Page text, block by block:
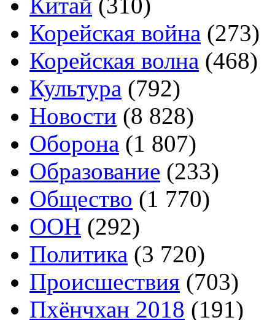
Китай (310)
Корейская война (273)
Корейская волна (468)
Культура (792)
Новости (8 828)
Оборона (1 807)
Образование (233)
Общество (1 770)
ООН (292)
Политика (3 720)
Происшествия (703)
Пхёнчхан 2018 (191)